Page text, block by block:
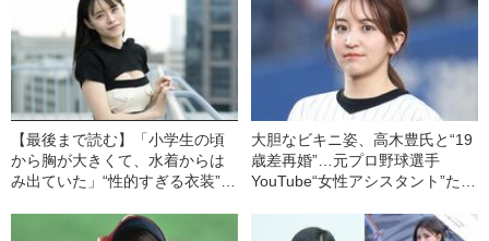
【最後まで読む】「小学生の頃
から胸が大きくて、水着からは
み出ていた」“性的すぎる衣装”で
語る、グラビアを始めた経緯と
大胆なビキニ姿、高木豊氏と“19
歳差再婚”…元プロ野球選手
YouTube“女性アシスタント”たち